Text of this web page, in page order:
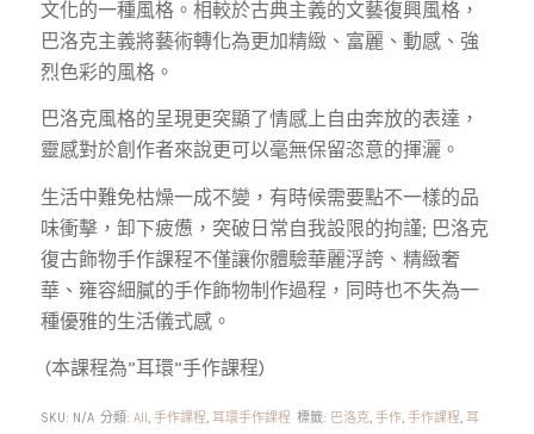
文化的一種風格。相較於古典主義的文藝復興風格，
巴洛克主義將藝術轉化為更加精緻、富麗、動感、強
烈色彩的風格。
巴洛克風格的呈現更突顯了情感上自由奔放的表達，
靈感對於創作者來說更可以毫無保留恣意的揮灑。
生活中難免枯燥一成不變，有時候需要點不一樣的品
味衝擊，卸下疲憊，突破日常自我設限的拘謹; 巴洛克
復古飾物手作課程不僅讓你體驗華麗浮誇、精緻奢
華、雍容細膩的手作飾物制作過程，同時也不失為一
種優雅的生活儀式感。
(本課程為”耳環”手作課程)
SKU: N/A 分類: All, 手作課程, 耳環手作課程 標籤: 巴洛克, 手作, 手作課程, 耳